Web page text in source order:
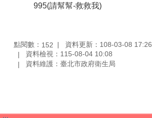
995(請幫幫-救救我)
點閱數： 152
資料更新：108-03-08 17:26
資料檢視：115-08-04 10:08
資料維護：臺北市政府衛生局